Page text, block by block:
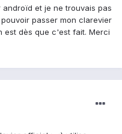
et je ne trouvais pas
passer mon clarevier
est dès que c'est fait. Merci